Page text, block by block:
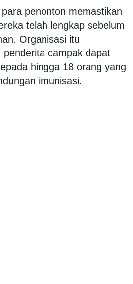
penonton memastikan
telah lengkap sebelum
Organisasi itu
penderita campak dapat
hingga 18 orang yang
imunisasi.